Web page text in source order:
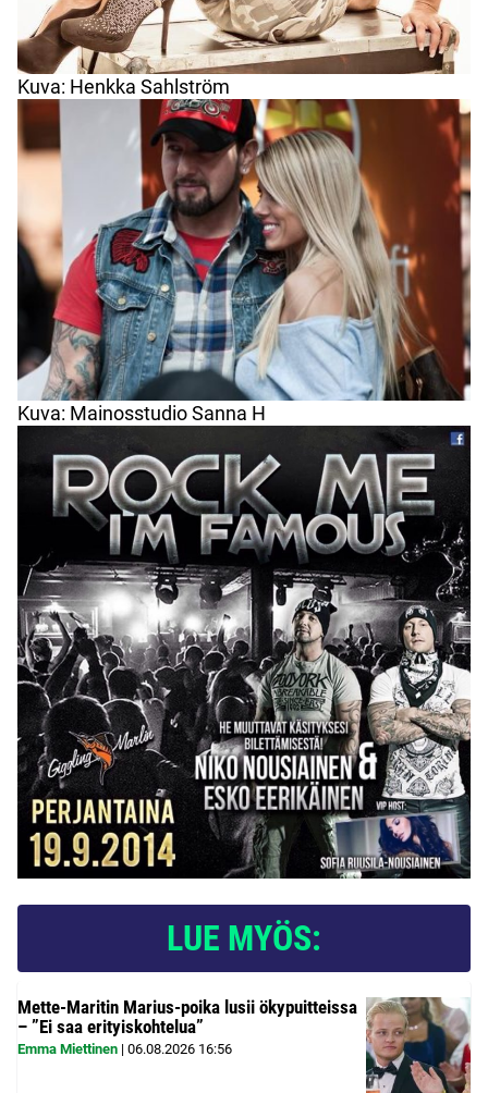
Kuva: Henkka Sahlström
Kuva: Mainosstudio Sanna H
LUE MYÖS:
Mette-Maritin Marius-poika lusii ökypuitteissa
– ”Ei saa erityiskohtelua”
Emma Miettinen | 06.08.2026 16:56